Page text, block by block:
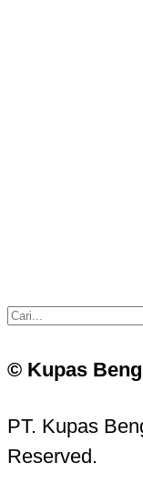
© Kupas
PT. Kupas
Reserved.